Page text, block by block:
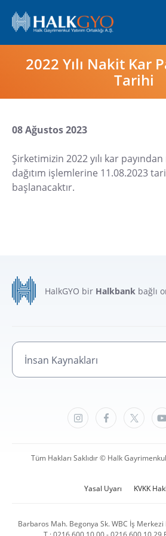
2022 Yılı Nakit Kar
Tarihi
08 Ağustos 2023
Şirketimizin 2022 yılı kar
dağıtım işlemlerine 11.08.2023
başlanacaktır.
HalkGYO bir Halkbank bağlı
İnsan Kaynakları
Tüm Hakları Saklıdır © Halk Gayrimenkul
Yasal Uyarı KVKK
Barbaros Mah. Begonya Sk. WBC İş